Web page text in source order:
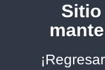
Sitio